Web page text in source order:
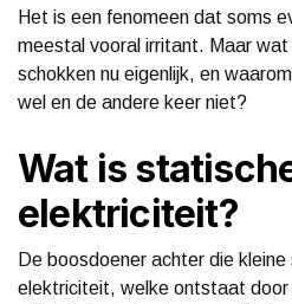
Het is een fenomeen dat soms
meestal vooral irritant. Maar
schokken nu eigenlijk, en
wel en de andere keer niet?
Wat is
elektriciteit?
De boosdoener achter die
elektriciteit, welke ontstaat door